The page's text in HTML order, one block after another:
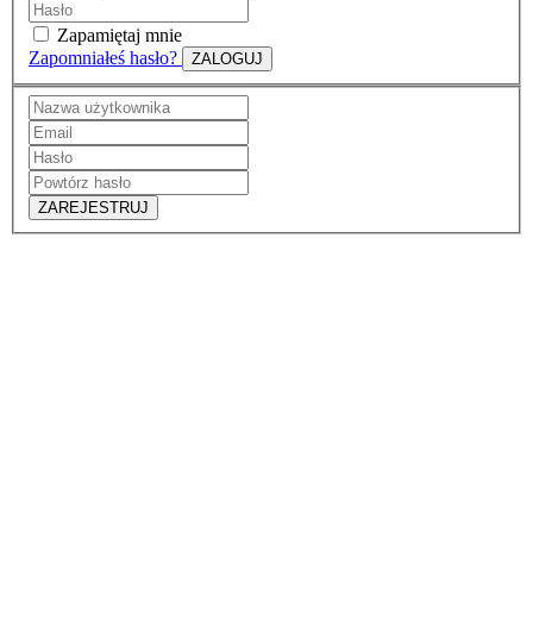
Zapamiętaj mnie
Zapomniałeś hasło?
ZALOGUJ
ZAREJESTRUJ